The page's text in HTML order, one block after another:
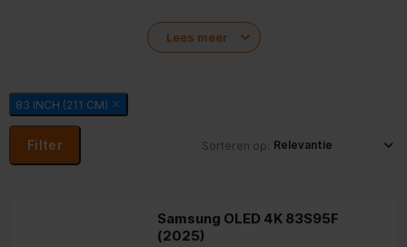
Speciaal voor de liefhebber.
Lees meer
83 INCH (211 CM)
Filter Sorteren op:
Samsung OLED 4K 83S95F
(2025)